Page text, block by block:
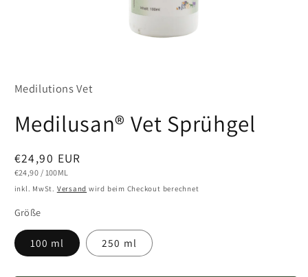
Modal
Medilutions Vet
Medilusan® Vet Sprühgel
Normaler
Preis
€24,90 EUR
STÜCKPREIS
€24,90 / PRO
100ML
inkl. MwSt. Versand wird beim Checkout berechnet
Größe
100 ml 250 ml